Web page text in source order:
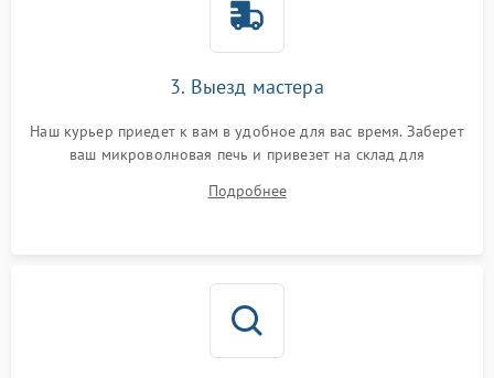
3. Выезд мастера
Наш курьер приедет к вам в удобное для вас время. Заберет
ваш микроволновая печь и привезет на склад для
Подробнее